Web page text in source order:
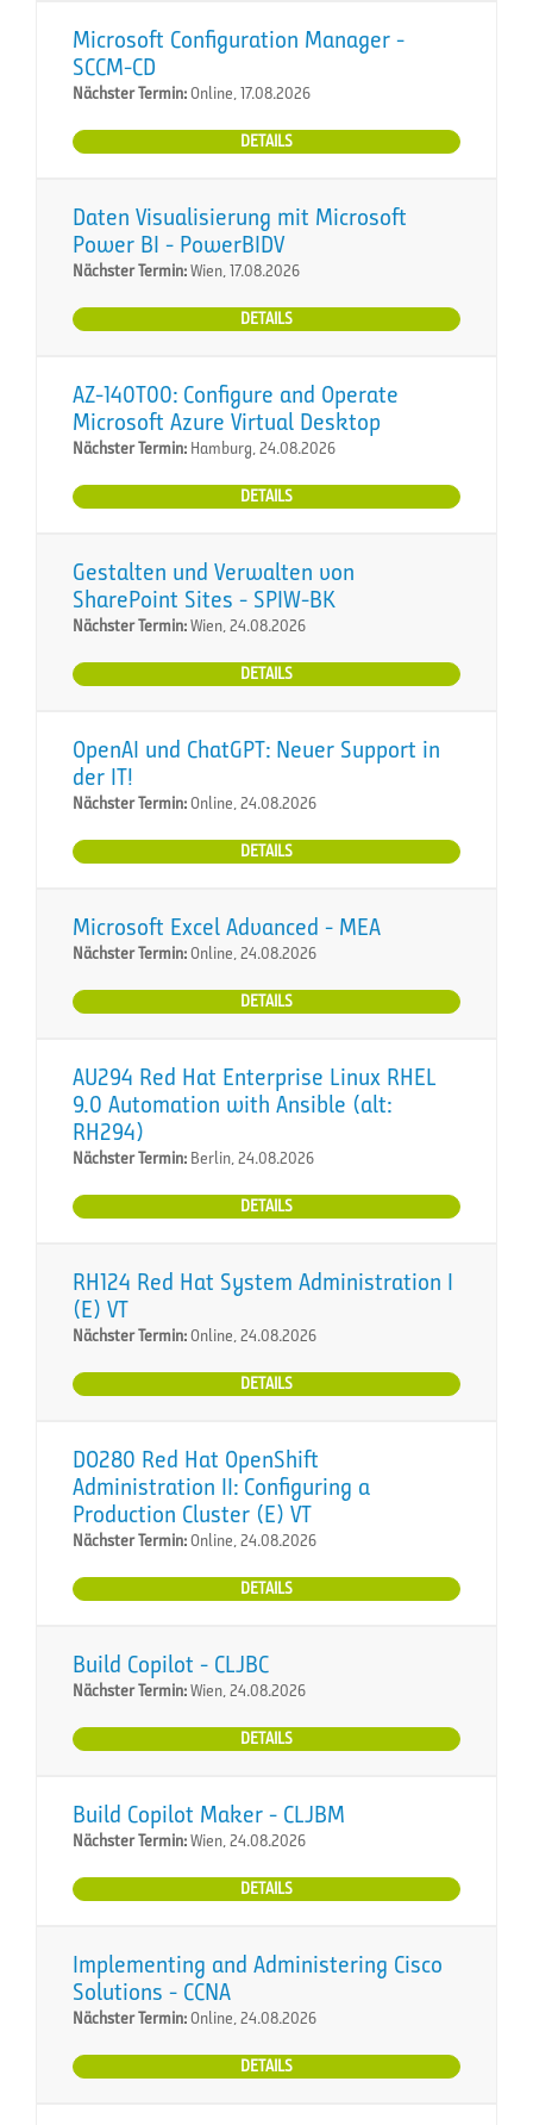
Microsoft Configuration Manager -
SCCM-CD
Nächster Termin:Online, 17.08.2026
DETAILS
Daten Visualisierung mit Microsoft
Power BI - PowerBIDV
Nächster Termin:Wien, 17.08.2026
DETAILS
AZ-140T00: Configure and Operate
Microsoft Azure Virtual Desktop
Nächster Termin: Hamburg, 24.08.2026
DETAILS
Gestalten und Verwalten von
SharePoint Sites - SPIW-BK
Nächster Termin:Wien, 24.08.2026
DETAILS
OpenAI und ChatGPT: Neuer Support in
der IT!
Nächster Termin:Online, 24.08.2026
DETAILS
Microsoft Excel Advanced - MEA
Nächster Termin:Online, 24.08.2026
DETAILS
AU294 Red Hat Enterprise Linux RHEL
9.0 Automation with Ansible (alt:
RH294)
Nächster Termin: Berlin, 24.08.2026
DETAILS
RH124 Red Hat System Administration I
(E) VT
Nächster Termin:Online, 24.08.2026
DETAILS
DO280 Red Hat OpenShift
Administration II: Configuring a
Production Cluster (E) VT
Nächster Termin:Online, 24.08.2026
DETAILS
Build Copilot - CLJBC
Nächster Termin:Wien, 24.08.2026
DETAILS
Build Copilot Maker - CLJBM
Nächster Termin:Wien, 24.08.2026
DETAILS
Implementing and Administering Cisco
Solutions - CCNA
Nächster Termin:Online, 24.08.2026
DETAILS